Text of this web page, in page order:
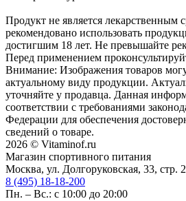
Продукт не является лекарственным
рекомендовано использовать
достигшим 18 лет. Не превышайте
Перед применением
Внимание: Изображения товаров
актуальному виду продукции.
уточняйте у продавца. Данная
соответствии с требованиями
Федерации для обеспечения
сведений о товаре.
2026 © Vitaminof.ru
Магазин спортивного питания
Москва, ул. Долгоруковская, 33, стр. 2
8 (495) 18-18-200
Пн. – Вс.: с 10:00 до 20:00